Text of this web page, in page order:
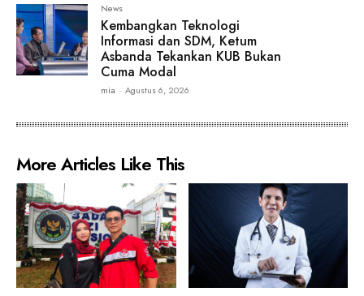
News
Kembangkan Teknologi
Informasi dan SDM, Ketum
Asbanda Tekankan KUB Bukan
Cuma Modal
mia - Agustus 6, 2026
More Articles Like This